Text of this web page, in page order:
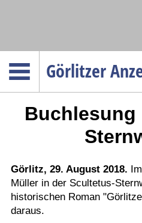
Görlitzer
Menüpunkte
Politik
Wirtschaft
Service
Görlitz, 29. August 2018.
Müller in der Scultetus-
historischen Roman
daraus.